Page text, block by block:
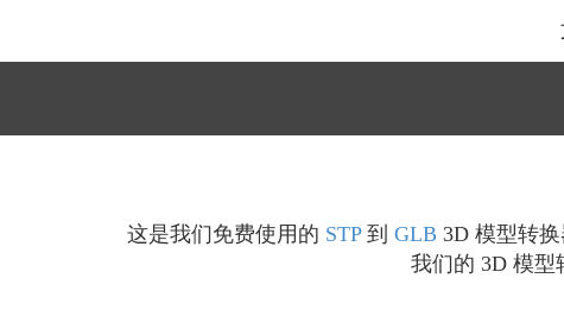
这是我们免费使用的 STP到 GLB 3D 模型转
我们的 3D 模型